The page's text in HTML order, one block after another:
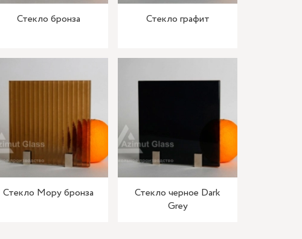
Стекло бронза Стекло графит
Стекло Мору бронза
Стекло черное Dark
Grey